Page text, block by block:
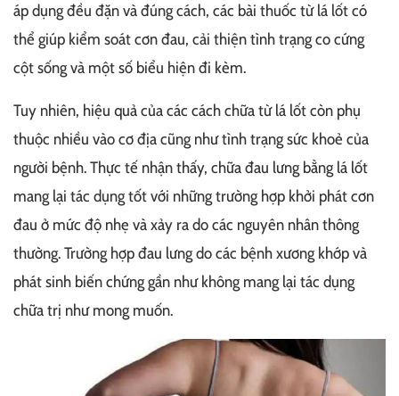
áp dụng đều đặn và đúng cách, các bài thuốc từ lá lốt có
thể giúp kiểm soát cơn đau, cải thiện tình trạng co cứng
cột sống và một số biểu hiện đi kèm.
Tuy nhiên, hiệu quả của các cách chữa từ lá lốt còn phụ
thuộc nhiều vào cơ địa cũng như tình trạng sức khoẻ của
người bệnh. Thực tế nhận thấy, chữa đau lưng bằng lá lốt
mang lại tác dụng tốt với những trường hợp khởi phát cơn
đau ở mức độ nhẹ và xảy ra do các nguyên nhân thông
thường. Trường hợp đau lưng do các bệnh xương khớp và
phát sinh biến chứng gần như không mang lại tác dụng
chữa trị như mong muốn.